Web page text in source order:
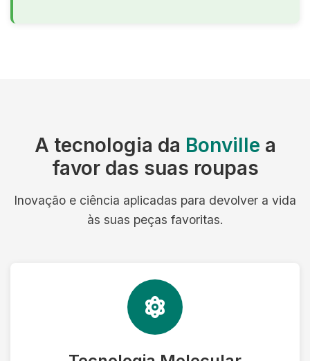
A tecnologia da Bonville a
favor das suas roupas
Inovação e ciência aplicadas para devolver a vida
às suas peças favoritas.